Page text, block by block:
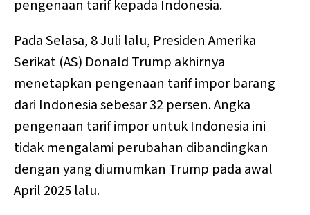
pengenaan tarif kepada Indonesia.
Pada Selasa, 8 Juli lalu, Presiden Amerika
Serikat (AS) Donald Trump akhirnya
menetapkan pengenaan tarif impor barang
dari Indonesia sebesar 32 persen. Angka
pengenaan tarif impor untuk Indonesia ini
tidak mengalami perubahan dibandingkan
dengan yang diumumkan Trump pada awal
April 2025 lalu.